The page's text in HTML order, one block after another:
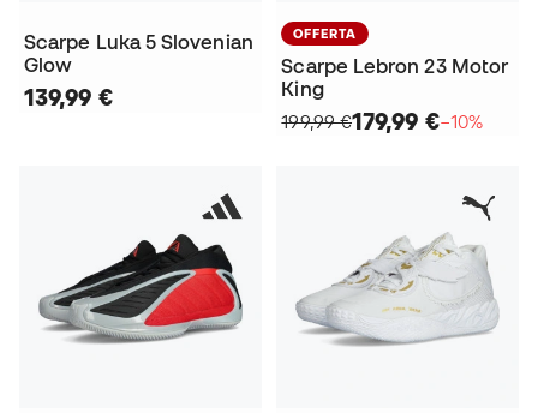
Scarpe Luka 5 Slovenian
Glow
139,99 €
OFFERTA
Scarpe Lebron 23 Motor
King
199,99 €179,99 €−10%